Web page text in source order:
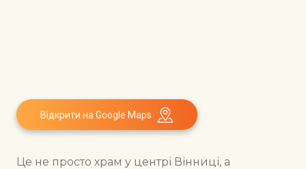
Відкрити на Google Maps
Це не просто храм у центрі Вінниці, а